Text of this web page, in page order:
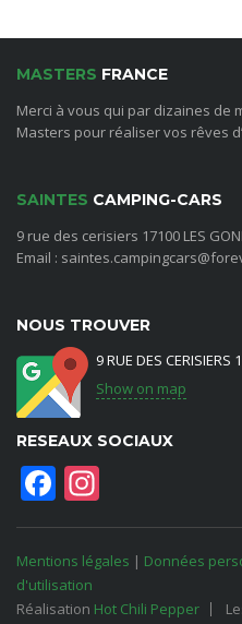
MASTERS FRANCE
Merci à vous qui par dizaines de
Masters pour réaliser vos rêves
SAINTES CAMPING-CARS
9 rue des cerisiers 17100 LES
Email :
NOUS TROUVER
9 RUE DES CERISIERS
Show on map
RESEAUX SOCIAUX
Facebook
Mentions légales | Données
d'utilisation
Réalisation Hot Chili Pepper